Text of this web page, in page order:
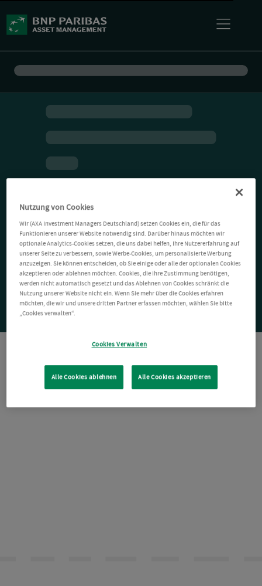
Nutzung von Cookies
Wir (AXA Investment Managers Deutschland) setzen Cookies ein, die für das
Funktionieren unserer Website notwendig sind. Darüber hinaus möchten wir
optionale Analytics-Cookies setzen, die uns dabei helfen, Ihre Nutzererfahrung auf
unserer Seite zu verbessern, sowie Werbe-Cookies, um personalisierte Werbung
anzuzeigen. Sie können entscheiden, ob Sie einige oder alle der optionalen Cookies
akzeptieren oder ablehnen möchten. Cookies, die Ihre Zustimmung benötigen,
werden nicht automatisch gesetzt und das Ablehnen von Cookies schränkt die
Nutzung unserer Website nicht ein. Wenn Sie mehr über die Cookies erfahren
möchten, die wir und unsere dritten Partner erfassen möchten, wählen Sie bitte
„Cookies verwalten“.
Cookies Verwalten
Alle Cookies ablehnen Alle Cookies akzeptieren